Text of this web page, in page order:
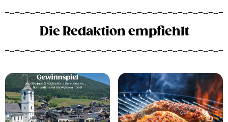
Die Redaktion empfiehlt